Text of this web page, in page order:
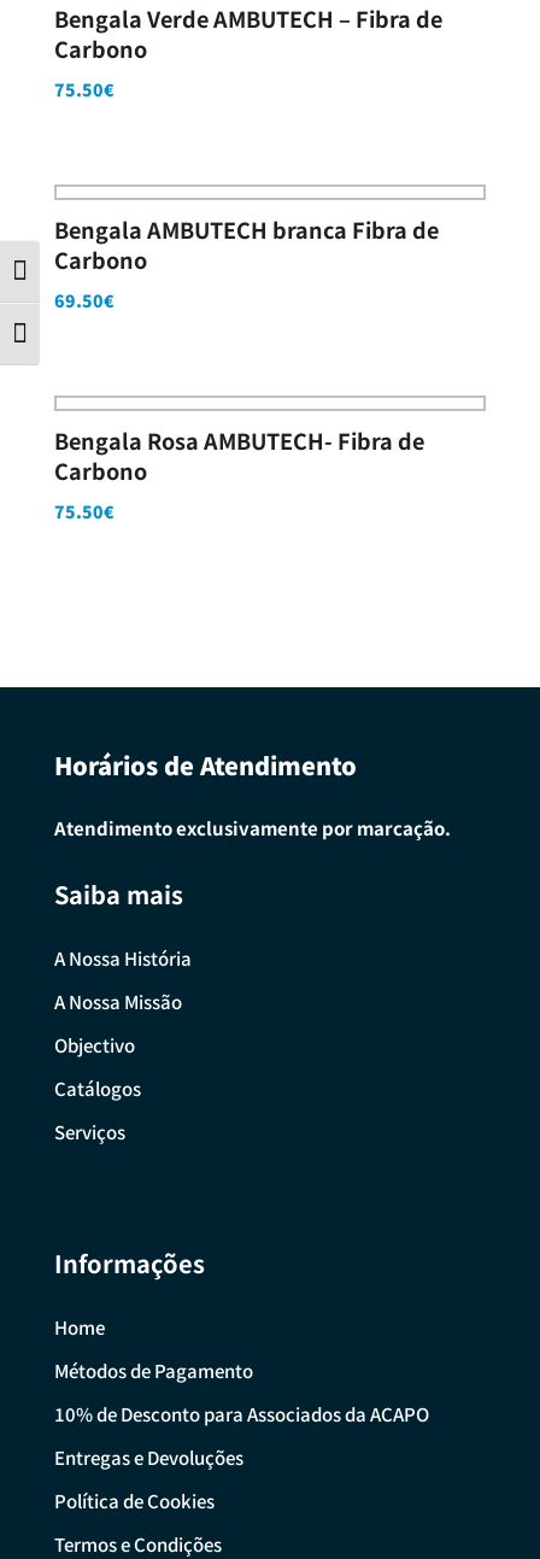
Contraste
Tamanho da letra
Bengala Verde AMBUTECH – Fibra de
Carbono
75.50€
Bengala AMBUTECH branca Fibra de
Carbono
69.50€
Bengala Rosa AMBUTECH- Fibra de
Carbono
75.50€
Horários de Atendimento
Atendimento exclusivamente por marcação.
Saiba mais
A Nossa História
A Nossa Missão
Objectivo
Catálogos
Serviços
Informações
Home
Métodos de Pagamento
10% de Desconto para Associados da ACAPO
Entregas e Devoluções
Política de Cookies
Termos e Condições